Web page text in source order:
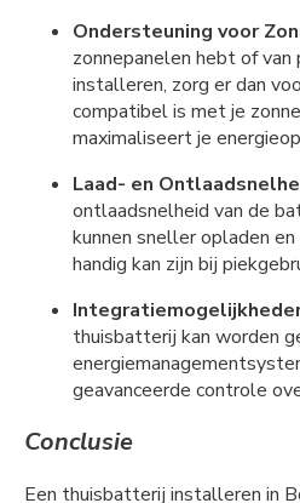
Ondersteuning voor
zonnepanelen hebt of
installeren, zorg er dan
compatibel is met je
maximaliseert je
Laad- en
ontlaadsnelheid van de
kunnen sneller opladen
handig kan zijn bij
thuisbatterij kan worden
geavanceerde controle
Conclusie
Een thuisbatterij installeren in